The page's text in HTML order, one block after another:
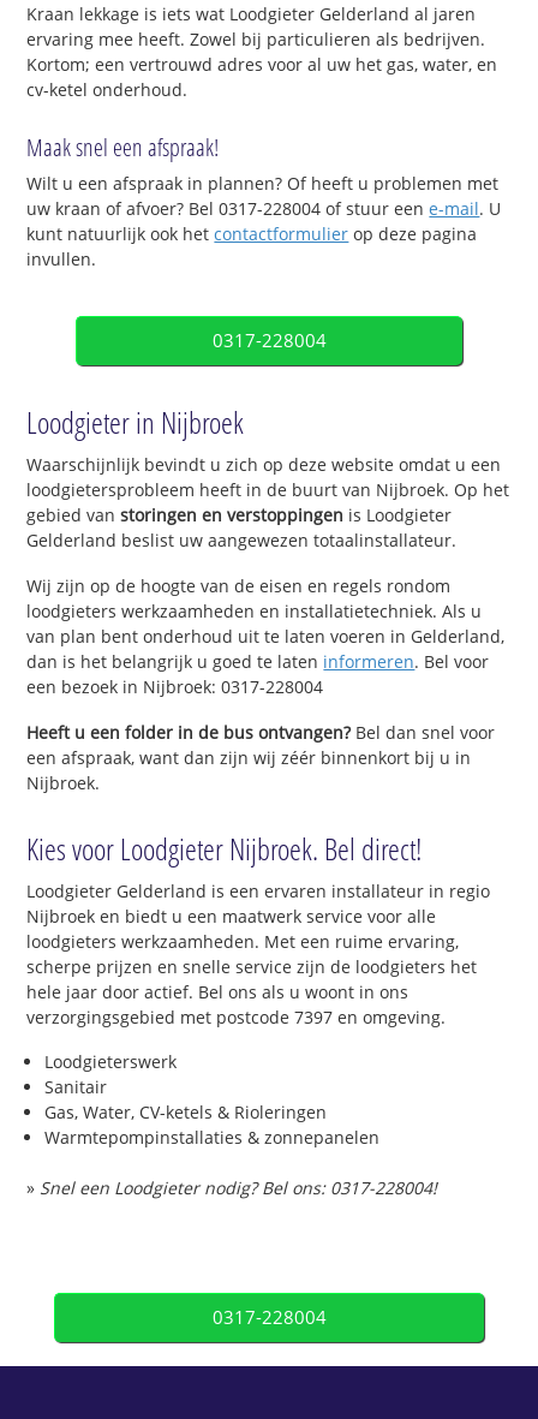
Kraan lekkage is iets wat Loodgieter Gelderland al jaren
ervaring mee heeft. Zowel bij particulieren als bedrijven.
Kortom; een vertrouwd adres voor al uw het gas, water, en
cv-ketel onderhoud.
Maak snel een afspraak!
Wilt u een afspraak in plannen? Of heeft u problemen met
uw kraan of afvoer? Bel 0317-228004 of stuur eene-mail. U
kunt natuurlijk ook hetcontactformulier op deze pagina
invullen.
0317-228004
Loodgieter in Nijbroek
Waarschijnlijk bevindt u zich op deze website omdat u een
loodgietersprobleem heeft in de buurt van Nijbroek. Op het
gebied vanstoringen en verstoppingen is Loodgieter
Gelderland beslist uw aangewezen totaalinstallateur.
Wij zijn op de hoogte van de eisen en regels rondom
loodgieters werkzaamheden en installatietechniek. Als u
van plan bent onderhoud uit te laten voeren in Gelderland,
dan is het belangrijk u goed te laten informeren. Bel voor
een bezoek in Nijbroek: 0317-228004
Heeft u een folder in de bus ontvangen?Bel dan snel voor
een afspraak, want dan zijn wij zéér binnenkort bij u in
Nijbroek.
Kies voor Loodgieter Nijbroek. Bel direct!
Loodgieter Gelderland is een ervaren installateur in regio
Nijbroek en biedt u een maatwerk service voor alle
loodgieters werkzaamheden. Met een ruime ervaring,
scherpe prijzen en snelle service zijn de loodgieters het
hele jaar door actief. Bel ons als u woont in ons
verzorgingsgebied met postcode 7397 en omgeving.
Loodgieterswerk
Sanitair
Gas, Water, CV-ketels & Rioleringen
Warmtepompinstallaties & zonnepanelen
» Snel een Loodgieter nodig? Bel ons: 0317-228004!
0317-228004